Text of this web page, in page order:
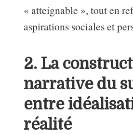
« atteignable », tout en
aspirations sociales et
2. La
narrative du
entre
réalité